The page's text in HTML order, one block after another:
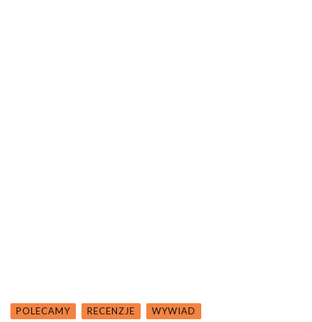
POLECAMY RECENZJE WYWIAD